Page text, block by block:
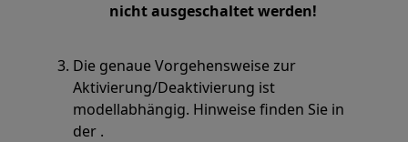
nicht ausgeschaltet werden!
Die genaue Vorgehensweise zur
Aktivierung/Deaktivierung ist
modellabhängig. Hinweise finden Sie in
der .